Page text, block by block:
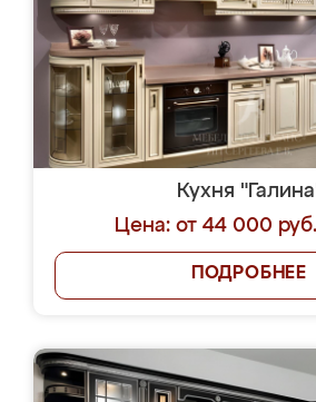
Кухня
Цена: от 44 000
ПОДРОБНЕЕ